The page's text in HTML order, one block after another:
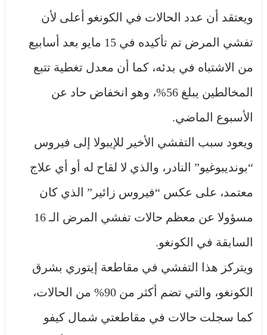
ويعتقد أن عدد الحالات في الكونغو أعلى لأن
تفشي المرض تم تأكيده في 15 مايو بعد أسابيع
من الاشتباه في بدئه، كما أن معدل تغطية تتبع
المخالطين يبلغ 56%، وهو انخفاض حاد عن
الأسبوع الماضي.
ويعود سبب التفشي الأخير للإيبولا إلى فيروس
“بونديبوغيو” النادر، والذي لا لقاح له أو أي علاج
معتمد، على عكس “فيروس زائير” الذي كان
مسؤولا عن معظم حالات تفشي المرض الـ 16
السابقة في الكونغو.
ويتركز هذا التفشي في مقاطعة إيتوري بشرق
الكونغو، والتي تضم أكثر من 90% من الحالات،
كما سجلت حالات في مقاطعتي شمال كيفو